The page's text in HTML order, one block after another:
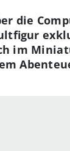
die
im